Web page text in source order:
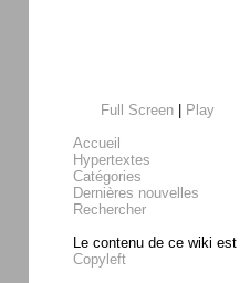
Full Screen|
Play
Accueil
Hypertextes
Catégories
Dernières nouvelles
Rechercher
Le contenu de ce wiki est
Copyleft